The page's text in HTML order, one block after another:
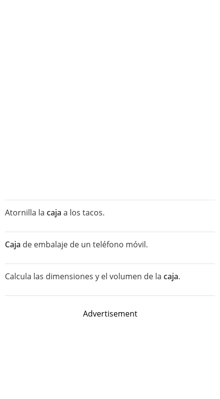
Atornilla la caja a los tacos.
Caja de embalaje de un teléfono móvil.
Calcula las dimensiones y el volumen de la caja.
Advertisement